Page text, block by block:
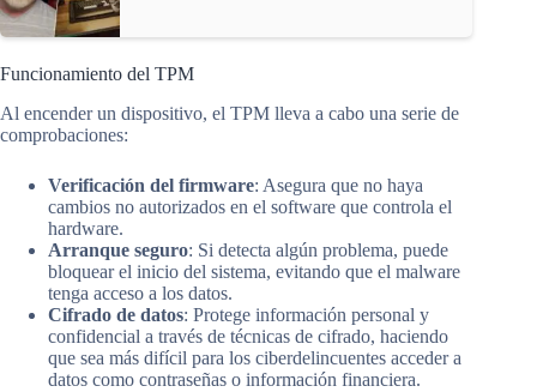
Funcionamiento del TPM
Al encender un dispositivo, el TPM lleva a cabo una serie de
comprobaciones:
Verificación del firmware: Asegura que no haya
cambios no autorizados en el software que controla el
hardware.
Arranque seguro: Si detecta algún problema, puede
bloquear el inicio del sistema, evitando que el malware
tenga acceso a los datos.
Cifrado de datos: Protege información personal y
confidencial a través de técnicas de cifrado, haciendo
que sea más difícil para los ciberdelincuentes acceder a
datos como contraseñas o información financiera.